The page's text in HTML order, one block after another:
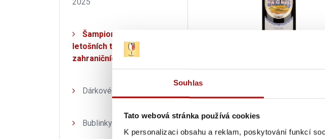
Souhlas
Tato webová stránka používá cookies
K personalizaci obsahu a reklam, poskytování funkcí
2025
Šampioni a vítězové
letošních tuzemských a
zahraničních soutěží
Dárkové balíčky
Bublinky Dosažená ocenění:
Velká zlatá
Valtické vinné trhy 2024